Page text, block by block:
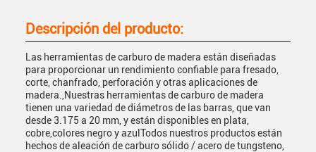
Descripción del producto:
Las herramientas de carburo de madera están diseñadas
para proporcionar un rendimiento confiable para fresado,
corte, chanfrado, perforación y otras aplicaciones de
madera.,Nuestras herramientas de carburo de madera
tienen una variedad de diámetros de las barras, que van
desde 3.175 a 20 mm, y están disponibles en plata,
cobre,colores negro y azulTodos nuestros productos están
hechos de aleación de carburo sólido / acero de tungsteno,